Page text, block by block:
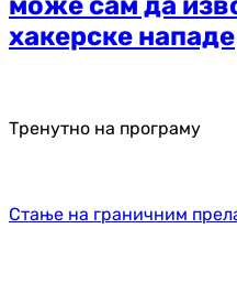
хакерске нападе
Тренутно на програму
Стање на граничним